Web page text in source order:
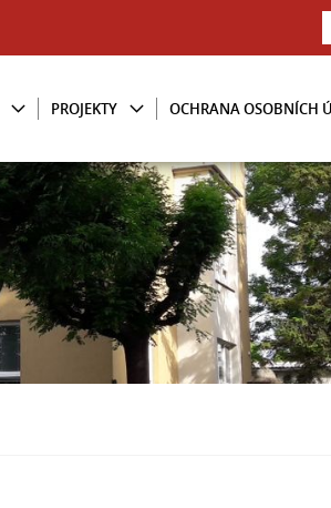
PROJEKTY OCHRANA OSOBNÍCH